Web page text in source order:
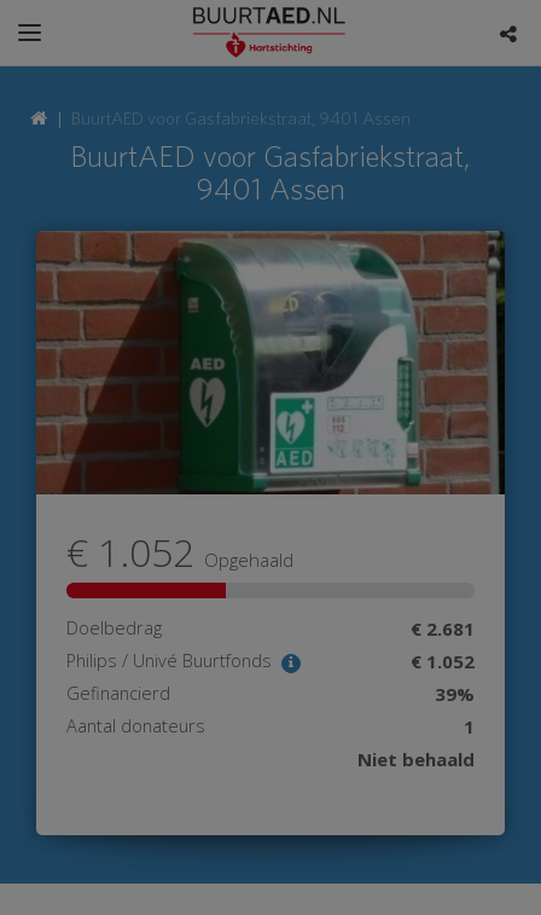
BuurtAED voor Gasfabriekstraat, 9401 Assen
BuurtAED voor Gasfabriekstraat,
9401 Assen
€ 1.052 Opgehaald
Doelbedrag € 2.681
Philips / Univé Buurtfonds € 1.052
Gefinancierd 39%
Aantal donateurs
1
Niet behaald